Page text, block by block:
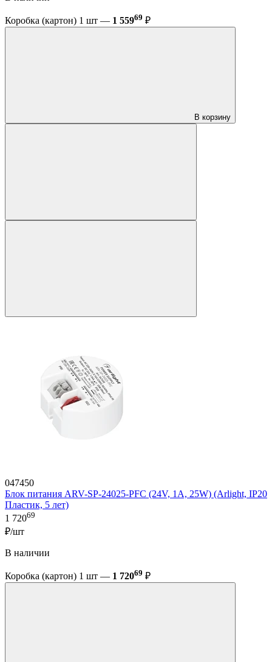
Коробка (картон) 1 шт — 1 55969 ₽
В корзину
047450
Блок питания ARV-SP-24025-PFC (24V, 1A, 25W) (Arlight, IP20
Пластик, 5 лет)
1 72069
₽/шт
В наличии
Коробка (картон) 1 шт — 1 72069 ₽